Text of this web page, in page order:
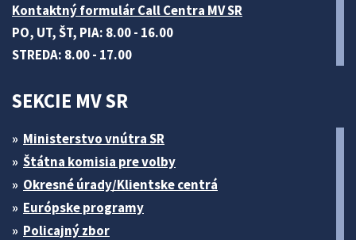
Kontaktný formulár Call Centra MV SR
PO, UT, ŠT, PIA: 8.00 - 16.00
STREDA: 8.00 - 17.00
SEKCIE MV SR
Ministerstvo vnútra SR
Štátna komisia pre volby
Okresné úrady/Klientske centrá
Európske programy
Policajný zbor